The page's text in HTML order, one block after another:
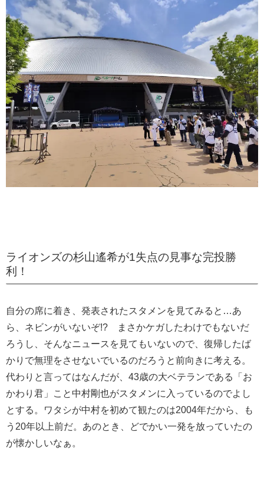
ライオンズの杉山遙希が1失点の見事な完投勝
利！
自分の席に着き、発表されたスタメンを見てみると…あ
ら、ネビンがいないぞ!? まさかケガしたわけでもないだ
ろうし、そんなニュースを見てもいないので、復帰したば
かりで無理をさせないでいるのだろうと前向きに考える。
代わりと言ってはなんだが、43歳の大ベテランである「お
かわり君」こと中村剛也がスタメンに入っているのでよし
とする。ワタシが中村を初めて観たのは2004年だから、も
う20年以上前だ。あのとき、どでかい一発を放っていたの
が懐かしいなぁ。